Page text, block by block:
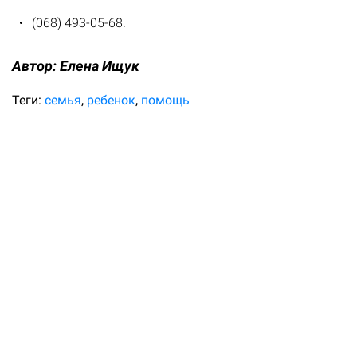
(068) 493-05-68.
Автор:Елена Ищук
Теги: семья ребенок помощь